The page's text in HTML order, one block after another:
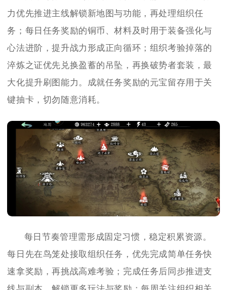
力优先推进主线解锁新地图与功能，再处理组织任
务；每日任务奖励的铜币、材料及时用于装备强化与
心法进阶，提升战力形成正向循环；组织考验掉落的
淬炼之证优先兑换盈蓄的吊坠，再换破势者套装，最
大化提升刷图能力。成就任务奖励的元宝留存用于关
键抽卡，切勿随意消耗。
每日节奏管理需形成固定习惯，稳定积累资源。
每日先在鸟笼处接取组织任务，优先完成简单任务快
速拿奖励，再挑战高难考验；完成任务后同步推进支